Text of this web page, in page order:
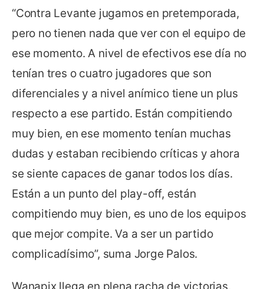
“Contra Levante jugamos en pretemporada,
pero no tienen nada que ver con el equipo de
ese momento. A nivel de efectivos ese día no
tenían tres o cuatro jugadores que son
diferenciales y a nivel anímico tiene un plus
respecto a ese partido. Están compitiendo
muy bien, en ese momento tenían muchas
dudas y estaban recibiendo críticas y ahora
se siente capaces de ganar todos los días.
Están a un punto del play-off, están
compitiendo muy bien, es uno de los equipos
que mejor compite. Va a ser un partido
complicadísimo”, suma Jorge Palos.
Wanapix llega en plena racha de victorias,